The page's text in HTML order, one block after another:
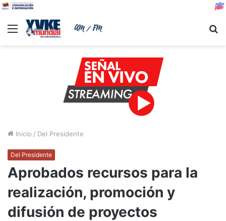
Menu
Inicio / Del Presidente
Del Presidente
Aprobados recursos para la
realización, promoción y
difusión de proyectos